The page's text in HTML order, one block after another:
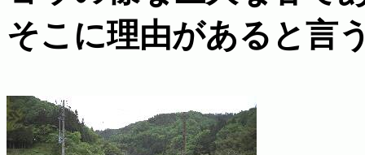
そこに理由があると言